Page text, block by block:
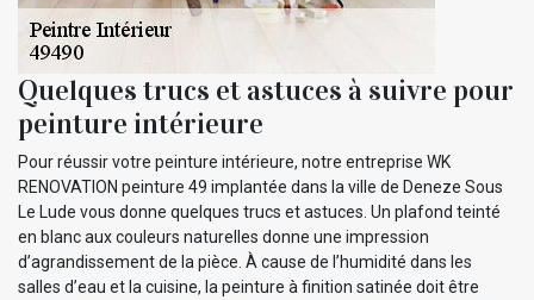
Quelques trucs et astuces à suivre pour
peinture intérieure
Pour réussir votre peinture intérieure, notre entreprise WK
RENOVATION peinture 49 implantée dans la ville de Deneze Sous
Le Lude vous donne quelques trucs et astuces. Un plafond teinté
en blanc aux couleurs naturelles donne une impression
d’agrandissement de la pièce. À cause de l’humidité dans les
salles d’eau et la cuisine, la peinture à finition satinée doit être